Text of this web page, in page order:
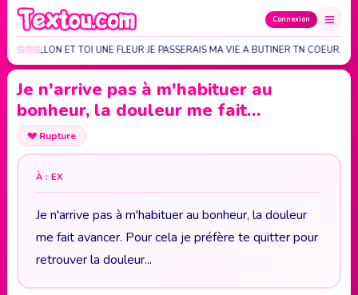
Connexion
UN PAPILLON ET TOI UNE FLEUR JE PASSERAIS MA VIE A BUTINER TN COEUR…
Je n'arrive pas à m'habituer au
bonheur, la douleur me fait…
💔 Rupture
À : EX
Je n'arrive pas à m'habituer au bonheur, la douleur
me fait avancer. Pour cela je préfère te quitter pour
retrouver la douleur...